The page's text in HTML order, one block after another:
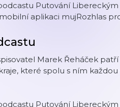
Putování
aplikaci mujRozhlas
Marek Řeháček
které spolu s ním
Putování